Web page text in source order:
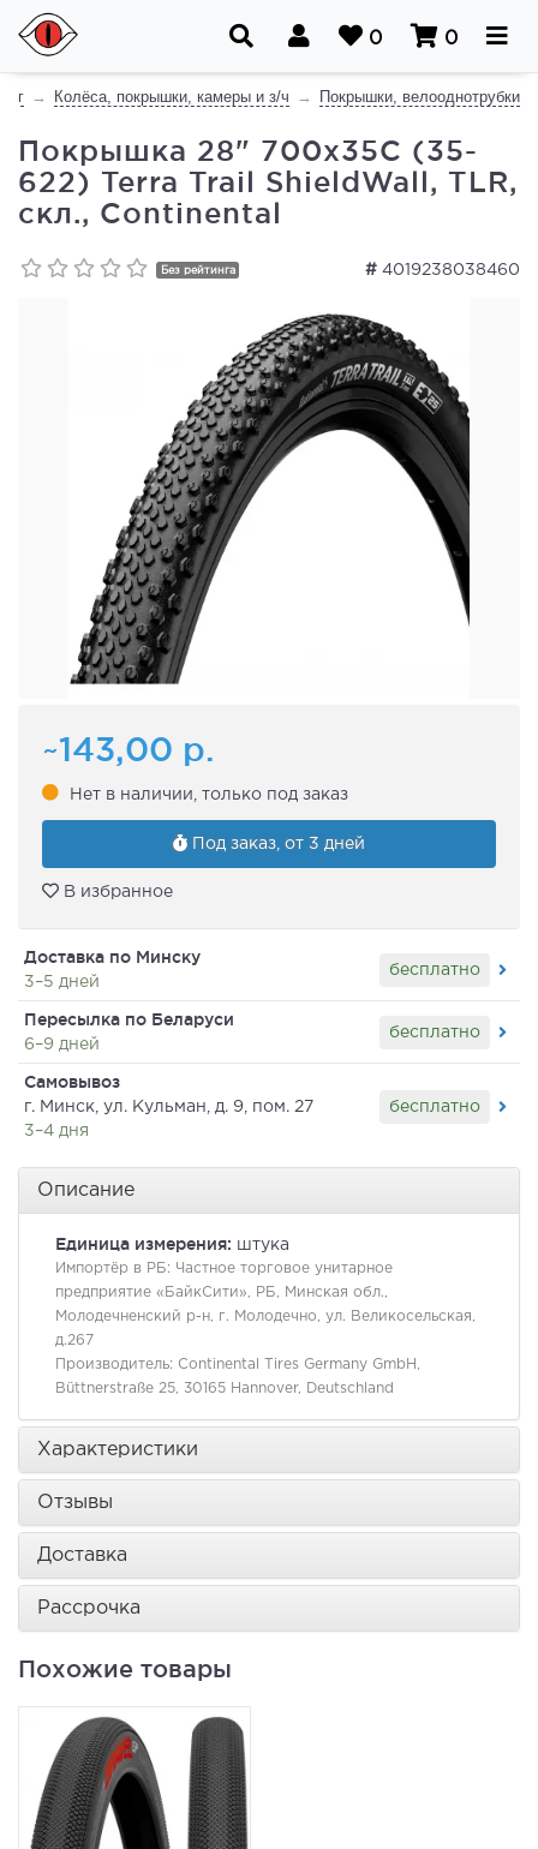
0 0
Колёса, покрышки, камеры и з/ч Покрышки, велооднотрубки
Покрышка 28" 700x35C (35-
622) Terra Trail ShieldWall, TLR,
скл., Continental
# 4019238038460
Без рейтинга
~143,00 р.
Нет в наличии, только под заказ
Под заказ, от 3 дней
В избранное
Доставка по Минску
3–5 дней
бесплатно
Пересылка по Беларуси
6–9 дней
бесплатно
Самовывоз
г. Минск, ул. Кульман, д. 9, пом. 27
3–4 дня
бесплатно
Описание
Единица измерения: штука
Импортёр в РБ: Частное торговое унитарное
предприятие «БайкСити», РБ, Минская обл.,
Молодечненский р-н, г. Молодечно, ул. Великосельская,
д.267
Производитель: Continental Tires Germany GmbH,
Büttnerstraße 25, 30165 Hannover, Deutschland
Характеристики
Отзывы
Доставка
Рассрочка
Похожие товары